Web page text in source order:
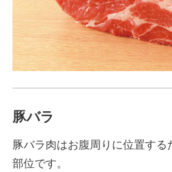
豚バラ
豚バラ肉はお腹周りに位置する
部位です。